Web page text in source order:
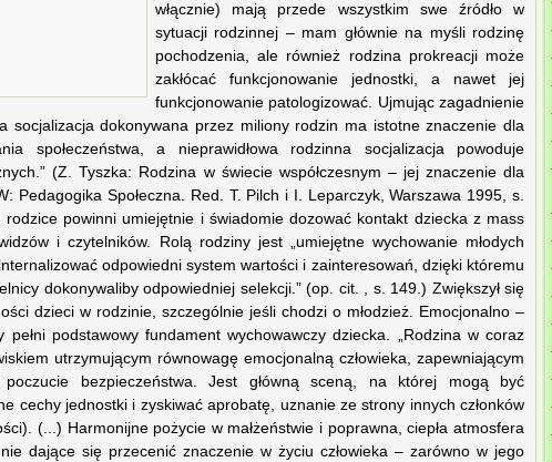
włącznie) mają przede wszystkim swe źródło w
sytuacji rodzinnej – mam głównie na myśli rodzinę
pochodzenia, ale również rodzina prokreacji może
zakłócać funkcjonowanie jednostki, a nawet jej
funkcjonowanie patologizować. Ujmując zagadnienie
socjalizacja dokonywana przez miliony rodzin ma istotne znaczenie dla
społeczeństwa, a nieprawidłowa rodzinna socjalizacja powoduje
(Z. Tyszka: Rodzina w świecie współczesnym – jej znaczenie dla
Pedagogika Społeczna. Red. T. Pilch i I. Leparczyk, Warszawa 1995, s.
powinni umiejętnie i świadomie dozować kontakt dziecka z mass
i czytelników. Rolą rodziny jest „umiejętne wychowanie młodych
odpowiedni system wartości i zainteresowań, dzięki któremu
dokonywaliby odpowiedniej selekcji.” (op. cit. , s. 149.) Zwiększył się
dzieci w rodzinie, szczególnie jeśli chodzi o młodzież. Emocjonalno –
pełni podstawowy fundament wychowawczy dziecka. „Rodzina w coraz
utrzymującym równowagę emocjonalną człowieka, zapewniającym
bezpieczeństwa. Jest główną sceną, na której mogą być
cechy jednostki i zyskiwać aprobatę, uznanie ze strony innych członków
(...) Harmonijne pożycie w małżeństwie i poprawna, ciepła atmosfera
dające się przecenić znaczenie w życiu człowieka – zarówno w jego